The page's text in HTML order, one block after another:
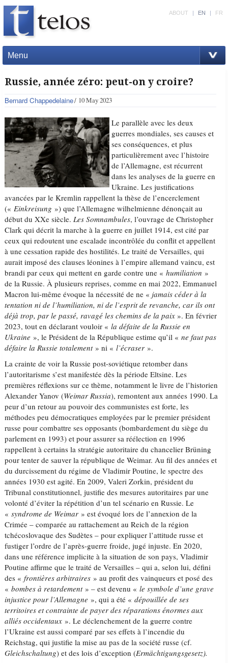
Menu
ABOUT | EN | FR
Russie, année zéro: peut-on y croire?
Bernard Chappedelaine 10 May 2023
Le parallèle avec les deux
guerres mondiales, ses causes et
ses conséquences, et plus
particulièrement avec l’histoire
de l’Allemagne, est récurrent
dans les analyses de la guerre en
Ukraine. Les justifications
avancées par le Kremlin rappellent la thèse de l’encerclement
(«Einkreisung») que l’Allemagne wilhelmienne dénonçait au
début du XXe siècle.Les Somnambules, l’ouvrage de Christopher
Clark qui décrit la marche à la guerre en juillet 1914, est cité par
ceux qui redoutent une escalade incontrôlée du conflit et appellent
à une cessation rapide des hostilités. Le traité de Versailles, qui
aurait imposé des clauses léonines à l’empire allemand vaincu, est
brandi par ceux qui mettent en garde contre une «humiliation»
de la Russie. À plusieurs reprises, comme en mai 2022, Emmanuel
Macron lui-même évoque la nécessité de ne « jamais céder à la
tentation ni de l’humiliation, ni de l’esprit de revanche, car ils ont
déjà trop, par le passé, ravagé les chemins de la paix ». En février
2023, tout en déclarant vouloir «la défaite de la Russie en
Ukraine », le Président de la République estime qu’il «ne faut pas
défaire la Russie totalement» ni «l’écraser».
La crainte de voir la Russie post-soviétique retomber dans
l’autoritarisme s’est manifestée dès la période Eltsine. Les
premières réflexions sur ce thème, notamment le livre de l’historien
Alexander Yanov (Weimar Russia), remontent aux années 1990. La
peur d’un retour au pouvoir des communistes est forte, les
méthodes peu démocratiques employées par le premier président
russe pour combattre ses opposants (bombardement du siège du
parlement en 1993) et pour assurer sa réélection en 1996
rappellent à certains la stratégie autoritaire du chancelier Brüning
pour tenter de sauver la république de Weimar. Au fil des années et
du durcissement du régime de Vladimir Poutine, le spectre des
années 1930 est agité. En 2009, Valeri Zorkin, président du
Tribunal constitutionnel, justifie des mesures autoritaires par une
volonté d’éviter la répétition d’un tel scénario en Russie. Le
«syndrome de Weimar » est évoqué lors de l’annexion de la
Crimée – comparée au rattachement au Reich de la région
tchécoslovaque des Sudètes – pour expliquer l’attitude russe et
fustiger l’ordre de l’après-guerre froide, jugé injuste. En 2020,
dans une référence implicite à la situation de son pays, Vladimir
Poutine affirme que le traité de Versailles – qui a, selon lui, défini
des «frontières arbitraires » au profit des vainqueurs et posé des
«bombes à retardement» – est devenu «le symbole d’une grave
injustice pour l’Allemagne », qui a été «dépouillée de ses
territoires et contrainte de payer des réparations énormes aux
alliés occidentaux ». Le déclenchement de la guerre contre
l’Ukraine est aussi comparé par ses effets à l’incendie du
Reichstag, qui justifie la mise au pas de la société russe (cf.
Gleichschaltung) et des lois d’exception (Ermächtigungsgesetz).